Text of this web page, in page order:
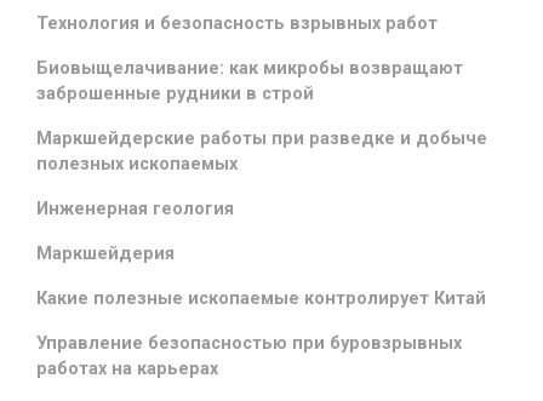
Технология и безопасность взрывных работ
Биовыщелачивание: как микробы возвращают
заброшенные рудники в строй
Маркшейдерские работы при разведке и добыче
полезных ископаемых
Инженерная геология
Маркшейдерия
Какие полезные ископаемые контролирует Китай
Управление безопасностью при буровзрывных
работах на карьерах